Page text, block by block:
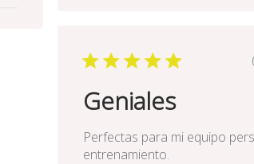
Geniales
Perfectas para mi equipo
entrenamiento.